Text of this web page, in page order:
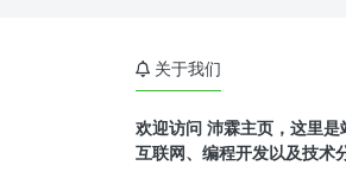
关于我们
欢迎访问 沛霖主页，这里
互联网、编程开发以及技术